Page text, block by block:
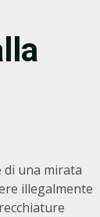
di una mirata
illegalmente